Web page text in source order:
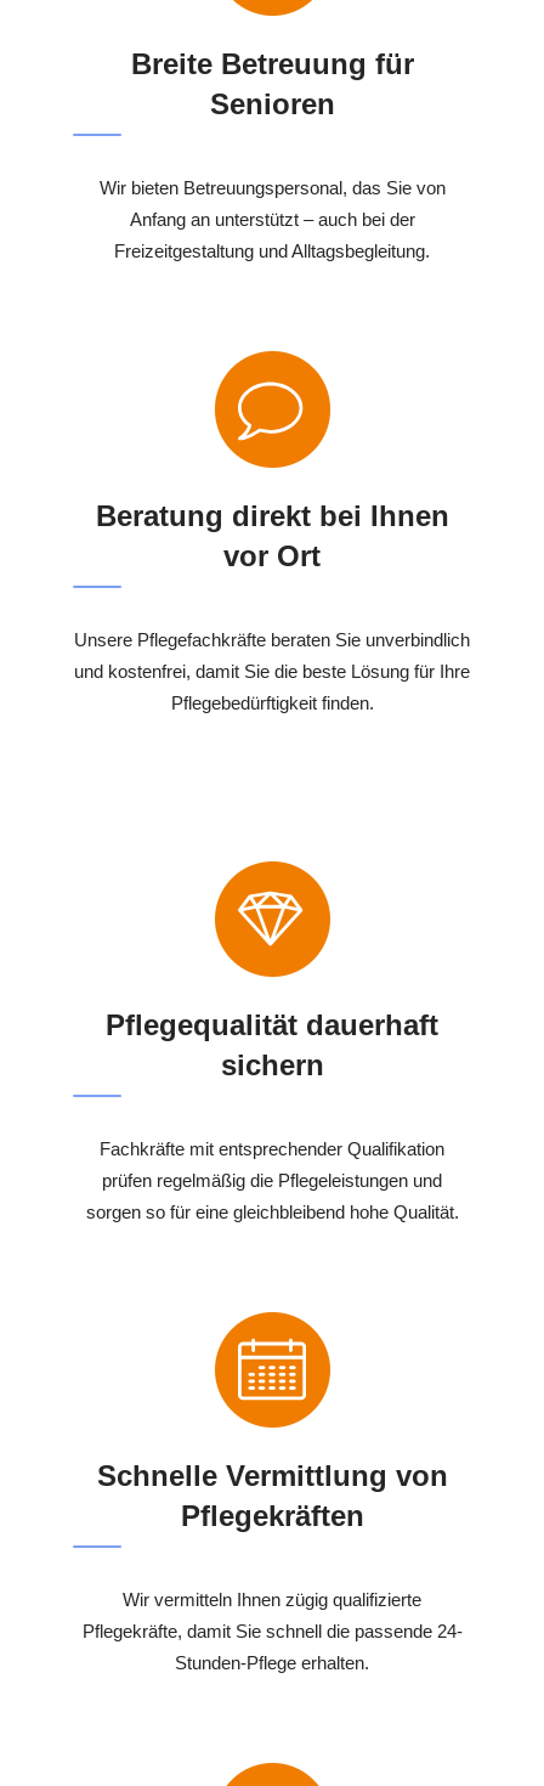
Breite Betreuung für
Senioren
Wir bieten Betreuungspersonal, das Sie von
Anfang an unterstützt – auch bei der
Freizeitgestaltung und Alltagsbegleitung.
Beratung direkt bei Ihnen
vor Ort
Unsere Pflegefachkräfte beraten Sie unverbindlich
und kostenfrei, damit Sie die beste Lösung für Ihre
Pflegebedürftigkeit finden.
Pflegequalität dauerhaft
sichern
Fachkräfte mit entsprechender Qualifikation
prüfen regelmäßig die Pflegeleistungen und
sorgen so für eine gleichbleibend hohe Qualität.
Schnelle Vermittlung von
Pflegekräften
Wir vermitteln Ihnen zügig qualifizierte
Pflegekräfte, damit Sie schnell die passende 24-
Stunden-Pflege erhalten.